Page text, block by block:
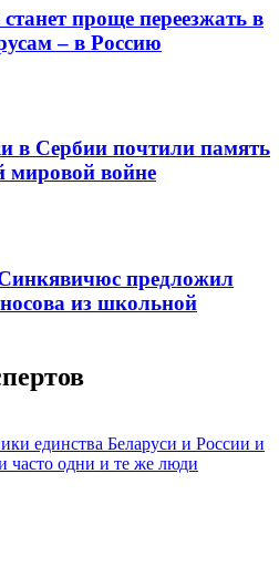
проще переезжать в
– в Россию
в Сербии почтили память
мировой войне
предложил
из школьной
единства Беларуси и России и
часто одни и те же люди